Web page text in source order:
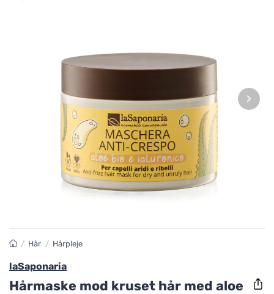
›
/ Hår / Hårpleje
laSaponaria
Hårmaske mod kruset hår med aloe